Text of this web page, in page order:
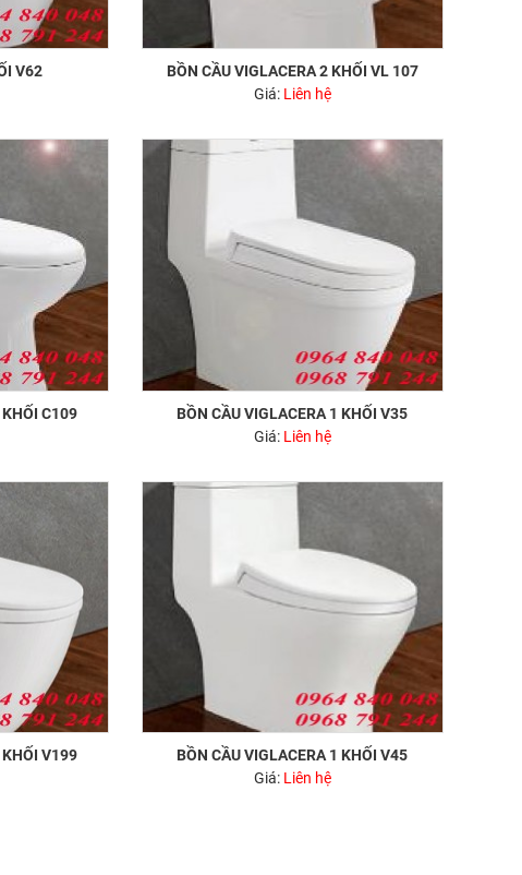
V62
BỒN CẦU VIGLACERA 2 KHỐI VL 107
Giá: Liên hệ
KHỐI C109
BỒN CẦU VIGLACERA 1 KHỐI V35
Giá: Liên hệ
KHỐI V199
BỒN CẦU VIGLACERA 1 KHỐI V45
Giá: Liên hệ